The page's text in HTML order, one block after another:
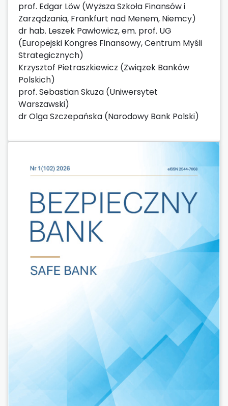
prof. Edgar Löw (Wyższa Szkoła Finansów i
Zarządzania, Frankfurt nad Menem, Niemcy)
dr hab. Leszek Pawłowicz, em. prof. UG
(Europejski Kongres Finansowy, Centrum Myśli
Strategicznych)
Krzysztof Pietraszkiewicz (Związek Banków
Polskich)
prof. Sebastian Skuza (Uniwersytet
Warszawski)
dr Olga Szczepańska (Narodowy Bank Polski)